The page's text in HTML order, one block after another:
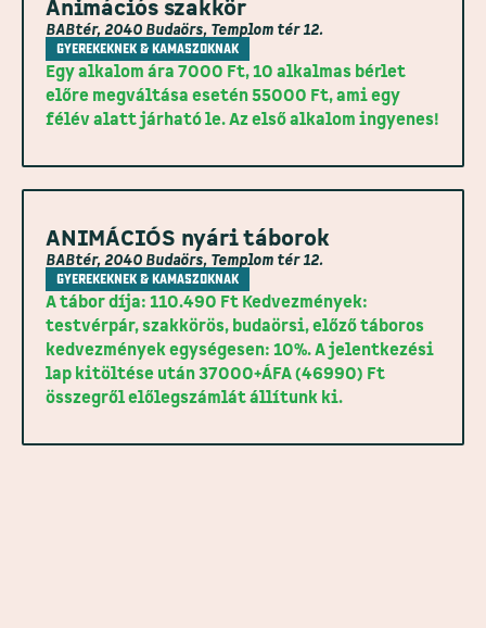
Animációs szakkör
BABtér, 2040 Budaörs, Templom tér 12.
GYEREKEKNEK & KAMASZOKNAK
Egy alkalom ára 7000 Ft, 10 alkalmas bérlet
előre megváltása esetén 55000 Ft, ami egy
félév alatt járható le. Az első alkalom ingyenes!
ANIMÁCIÓS nyári táborok
BABtér, 2040 Budaörs, Templom tér 12.
GYEREKEKNEK & KAMASZOKNAK
A tábor díja: 110.490 Ft Kedvezmények:
testvérpár, szakkörös, budaörsi, előző táboros
kedvezmények egységesen: 10%. A jelentkezési
lap kitöltése után 37000+ÁFA (46990) Ft
összegről előlegszámlát állítunk ki.